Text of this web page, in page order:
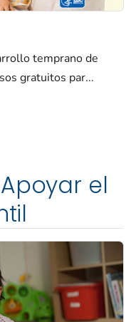
temprano de
gratuitos par...
el